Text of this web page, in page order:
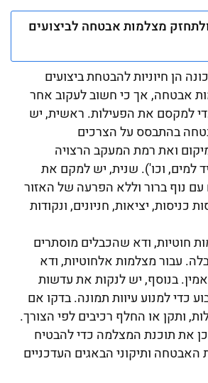
מצלמות אבטחה לביצועים
הן חיוניות להבטחת ביצועים
אבטחה, אך כי חשוב לעקוב אחר
למקסם את הפעילות. ראשית, יש
בהתבסס על הצרכים
ואת רמת המעקב הרצויה
למים, וכו'). שנית, יש למקם את
עם נוף ברור וללא הפרעה של האזור
כניסות, יציאות, חניונים, ונקודות
חוטיות, ודא שהכבלים מוסתרים
עבור מצלמות אלחוטיות, ודא
בנוסף, יש לנקות את עדשות
כדי למנוע עיוות תמונה. בדקו אם
ותקן או החלף רכיבים לפי הצורך.
את תוכנת המצלמה כדי להבטיח
ותיקוני הבאגים העדכניים